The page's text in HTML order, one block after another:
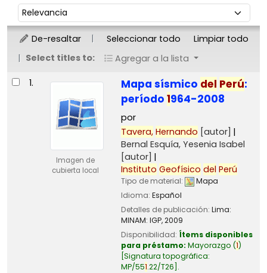
Ordenar
Ordenar por:
De-resaltar Seleccionar todo
Limpiar todo
Select titles to:
Agregar a la lista
Resultados
1.
Imagen de
cubierta local
Mapa sísmico del Perú:
período 1964-2008
por
Tavera, Hernando [autor]
Bernal Esquía, Yesenia Isabel
[autor]
Instituto Geofísico del Perú
Tipo de material:
Mapa
Idioma: Español
Detalles de publicación: Lima:
MINAM: IGP,2009
Disponibilidad: Ítems disponibles
para préstamo: Mayorazgo (1)
Signatura topográfica:
MP/551.22/T26 .